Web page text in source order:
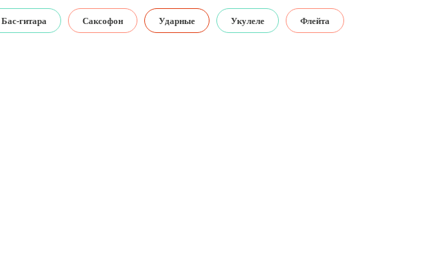
Бас-гитара Саксофон Ударные Укулеле Флейта